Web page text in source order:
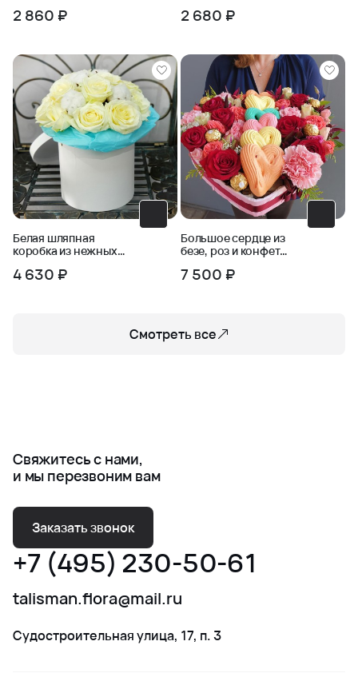
2 860 ₽ 2 680 ₽
Белая шляпная
коробка из нежных
4 630 ₽
Большое сердце из
безе, роз и конфет
7 500 ₽
Смотреть все
Свяжитесь с нами,
и мы перезвоним вам
Заказать звонок
+7 (495) 230-50-61
talisman.flora@mail.ru
Судостроительная улица, 17, п. 3